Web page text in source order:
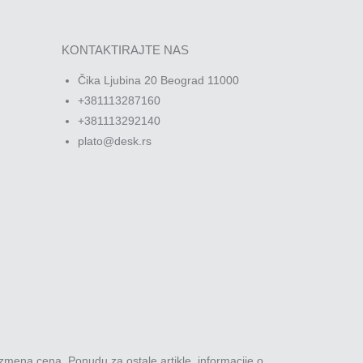
KONTAKTIRAJTE NAS
Čika Ljubina 20 Beograd 11000
+381113287160
+381113292140
plato@desk.rs